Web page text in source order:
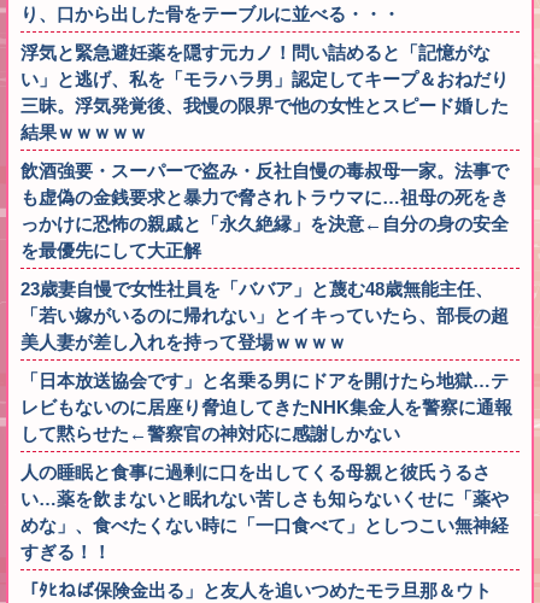
り、口から出した骨をテーブルに並べる・・・
浮気と緊急避妊薬を隠す元カノ！問い詰めると「記憶がな
い」と逃げ、私を「モラハラ男」認定してキープ＆おねだり
三昧。浮気発覚後、我慢の限界で他の女性とスピード婚した
結果ｗｗｗｗｗ
飲酒強要・スーパーで盗み・反社自慢の毒叔母一家。法事で
も虚偽の金銭要求と暴力で脅されトラウマに…祖母の死をき
っかけに恐怖の親戚と「永久絶縁」を決意←自分の身の安全
を最優先にして大正解
23歳妻自慢で女性社員を「ババア」と蔑む48歳無能主任、
「若い嫁がいるのに帰れない」とイキっていたら、部長の超
美人妻が差し入れを持って登場ｗｗｗｗ
「日本放送協会です」と名乗る男にドアを開けたら地獄…テ
レビもないのに居座り脅迫してきたNHK集金人を警察に通報
して黙らせた←警察官の神対応に感謝しかない
人の睡眠と食事に過剰に口を出してくる母親と彼氏うるさ
い…薬を飲まないと眠れない苦しさも知らないくせに「薬や
めな」、食べたくない時に「一口食べて」としつこい無神経
すぎる！！
「ﾀﾋねば保険金出る」と友人を追いつめたモラ旦那＆ウト